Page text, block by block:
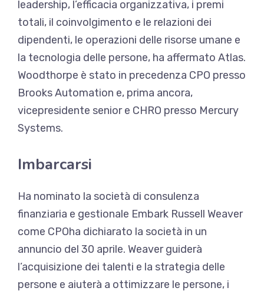
leadership, l’efficacia organizzativa, i premi
totali, il coinvolgimento e le relazioni dei
dipendenti, le operazioni delle risorse umane e
la tecnologia delle persone, ha affermato Atlas.
Woodthorpe è stato in precedenza CPO presso
Brooks Automation e, prima ancora,
vicepresidente senior e CHRO presso Mercury
Systems.
Imbarcarsi
Ha nominato la società di consulenza
finanziaria e gestionale Embark Russell Weaver
come CPOha dichiarato la società in un
annuncio del 30 aprile. Weaver guiderà
l’acquisizione dei talenti e la strategia delle
persone e aiuterà a ottimizzare le persone, i